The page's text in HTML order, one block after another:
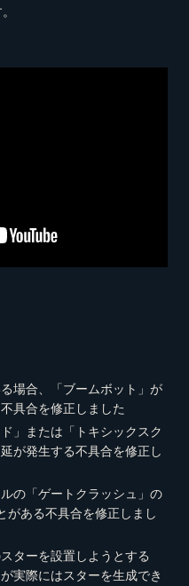
場合、「ブームボット」が
具合を修正しました
」または「トキシックスク
が発生する不具合を修正し
の「ゲートクラッシュ」の
がある不具合を修正しまし
ターを設置しようとする
実際にはスターを生成でき